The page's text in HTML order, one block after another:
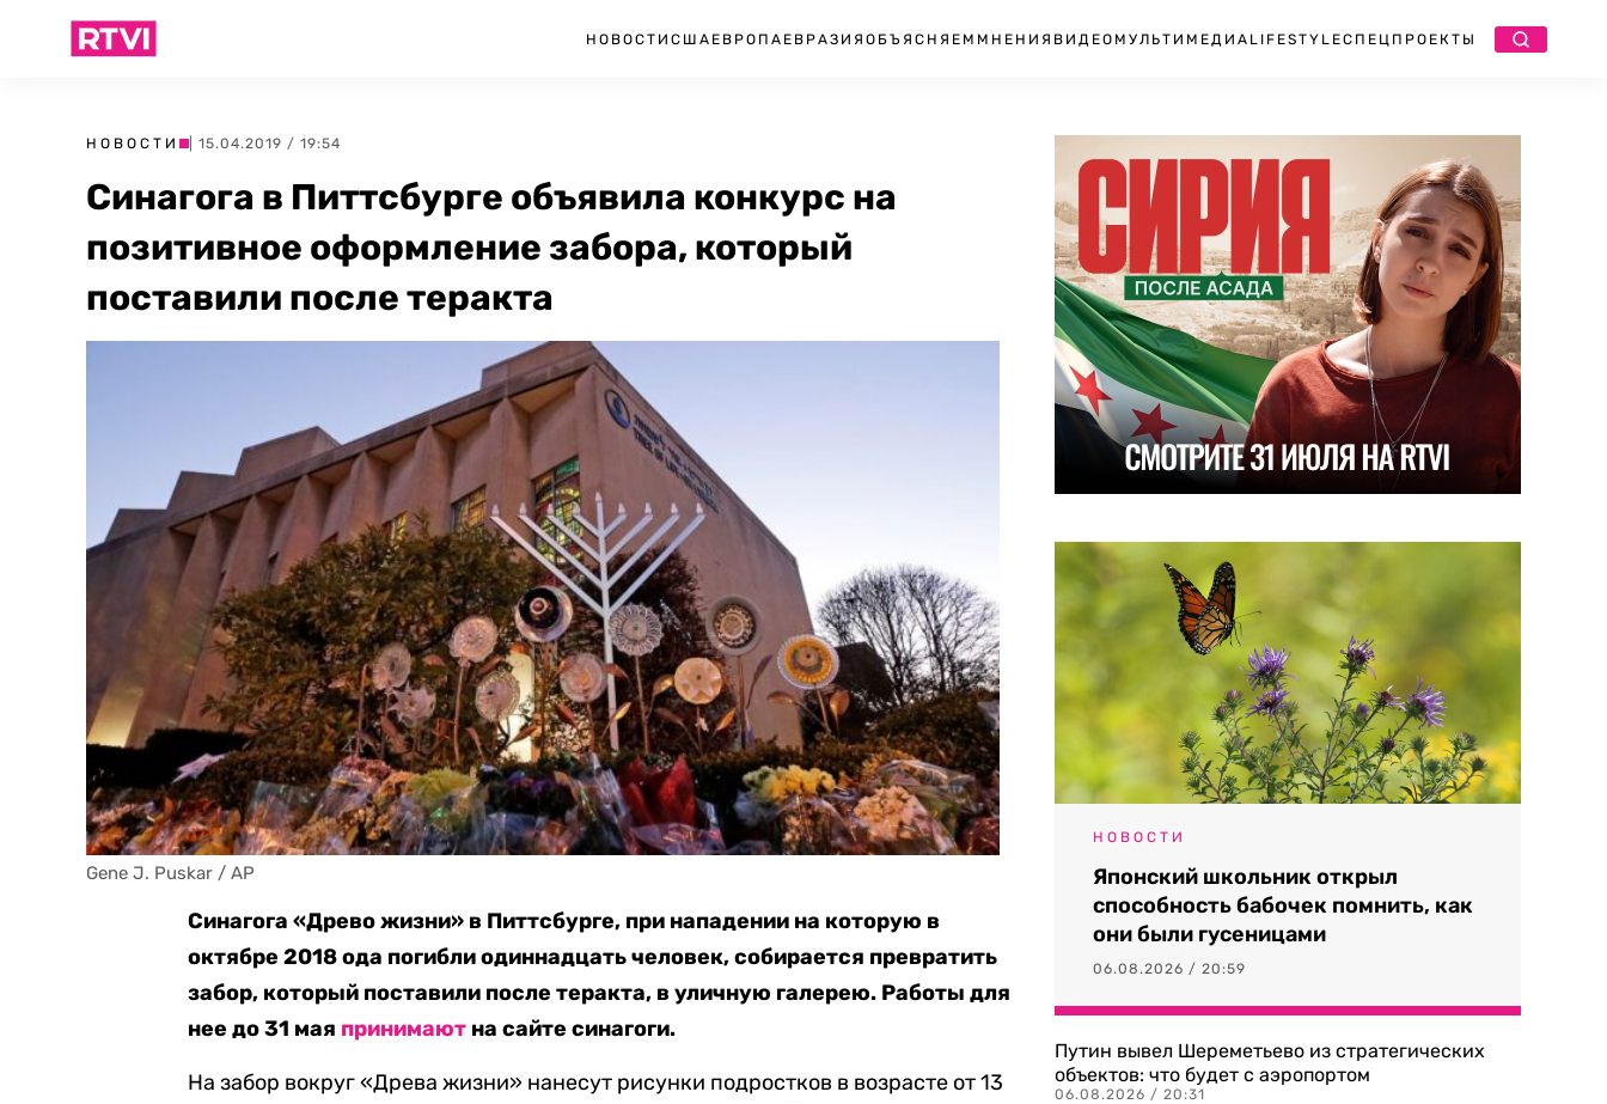
НОВОСТИ США ЕВРОПА ЕВРАЗИЯ ОБЪЯСНЯЕМ МНЕНИЯ ВИДЕО МУЛЬТИМЕДИА LIFESTYLEСПЕЦПРОЕКТЫ
НОВОСТИ | 15.04.2019 / 19:54
Синагога в Питтсбурге объявила конкурс на
позитивное оформление забора, который
поставили после теракта
Gene J. Puskar / AP
Синагога «Древо жизни» в Питтсбурге, при нападении на которую в
октябре 2018 ода погибли одиннадцать человек, собирается превратить
забор, который поставили после теракта, в уличную галерею. Работы для
нее до 31 мая принимают на сайте синагоги.
На забор вокруг «Древа жизни» нанесут рисунки подростков в возрасте от 13
НОВОСТИ
Японский школьник открыл
способность бабочек помнить, как
они были гусеницами
06.08.2026 / 20:59
Путин вывел Шереметьево из стратегических
объектов: что будет с аэропортом
06.08.2026 / 20:31